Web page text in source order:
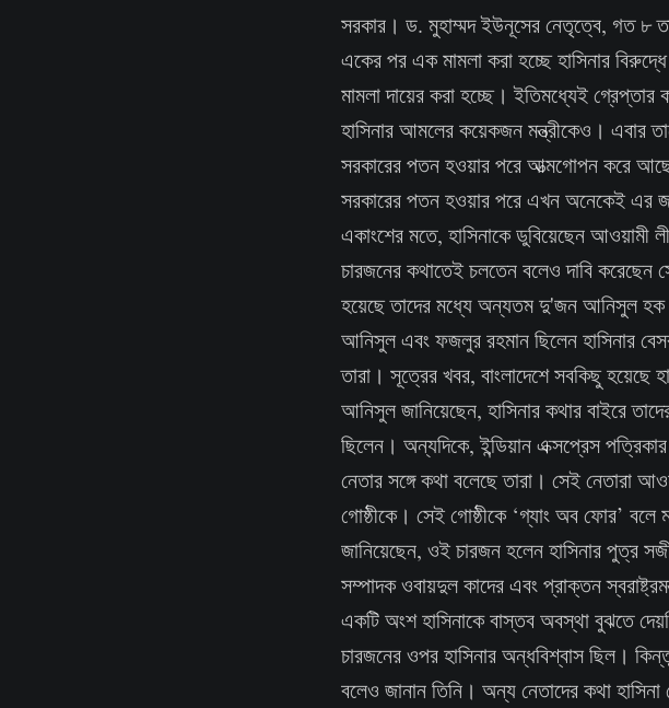
সরকার। ড. মুহাম্মদ ইউনূসের নেতৃত্বে, গত ৮
একের পর এক মামলা করা হচ্ছে হাসিনার
মামলা দায়ের করা হচ্ছে। ইতিমধ্যেই
হাসিনার আমলের কয়েকজন মন্ত্রীকেও। এবার
সরকারের পতন হওয়ার পরে আত্মগোপন করে
সরকারের পতন হওয়ার পরে এখন অনেকেই এর
একাংশের মতে, হাসিনাকে ডুবিয়েছেন আওয়ামী
চারজনের কথাতেই চলতেন বলেও দাবি করেছেন
হয়েছে তাদের মধ্যে অন্যতম দু'জন আনিসুল হক
আনিসুল এবং ফজলুর রহমান ছিলেন হাসিনার
তারা। সূত্রের খবর, বাংলাদেশে সবকিছু হয়েছে
আনিসুল জানিয়েছেন, হাসিনার কথার বাইরে
ছিলেন। অন্যদিকে, ইন্ডিয়ান এক্সপ্রেস
নেতার সঙ্গে কথা বলেছে তারা। সেই নেতারা
গোষ্ঠীকে। সেই গোষ্ঠীকে ‘গ্যাং অব ফোর’
জানিয়েছেন, ওই চারজন হলেন হাসিনার পুত্র
সম্পাদক ওবায়দুল কাদের এবং প্রাক্তন
একটি অংশ হাসিনাকে বাস্তব অবস্থা বুঝতে
চারজনের ওপর হাসিনার অন্ধবিশ্বাস ছিল।
বলেও জানান তিনি। অন্য নেতাদের কথা